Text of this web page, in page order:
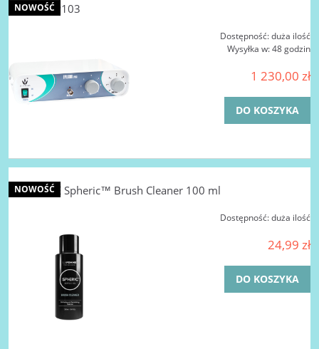
Epilator EP103
Dostępność:duża ilość
Wysyłka w:48 godzin
1 230,00 zł
DO KOSZYKA
NOWOŚĆ
LA FEMME Spheric™ Brush Cleaner 100 ml
Dostępność:duża ilość
24,99 zł
DO KOSZYKA
NOWOŚĆ